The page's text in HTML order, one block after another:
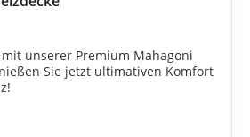
unserer Premium Mahagoni
Sie jetzt ultimativen Komfort